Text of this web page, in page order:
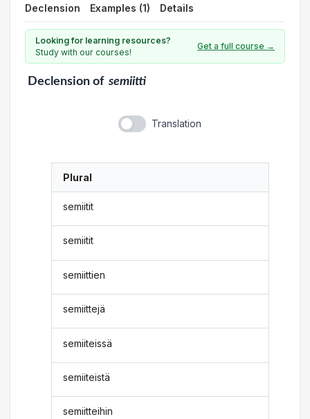
Declension Examples (1) Details
Looking for learning resources?
Study with our courses!
Get a full course →
Declensionof semiitti
Translation
Plural
semiitit
semiitit
semiittien
semiittejä
semiiteissä
semiiteistä
semiitteihin